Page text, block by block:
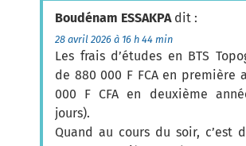
Boudénam ESSAKPA dit :
28 avril 2026 à 16 h 44 min
Les frais d’études en BTS
de 880 000 F FCA en première
000 F CFA en deuxième
jours).
Quand au cours du soir, c’est